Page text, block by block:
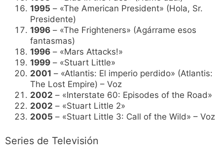
1995 – «The American President» (Hola, Sr.
Presidente)
1996 – «The Frighteners» (Agárrame esos
fantasmas)
1996 – «Mars Attacks!»
1999 – «Stuart Little»
2001 – «Atlantis: El imperio perdido» (Atlantis:
The Lost Empire) – Voz
2002 – «Interstate 60: Episodes of the Road»
2002 – «Stuart Little 2»
2005 – «Stuart Little 3: Call of the Wild» – Voz
Series de Televisión